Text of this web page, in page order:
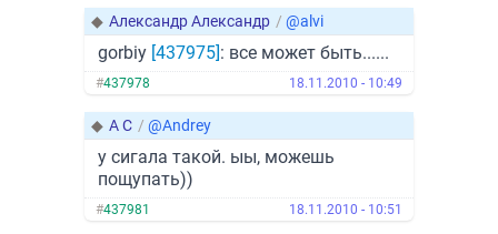
◆ Александр Александр / @alvi
gorbiy [437975]: все может быть......
#437978 18.11.2010 - 10:49
◆ А С / @Andrey
у сигала такой. ыы, можешь
пощупать))
#437981 18.11.2010 - 10:51